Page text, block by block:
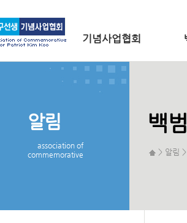
기념사업협회
알림
association of
commemorative
백
> 알림